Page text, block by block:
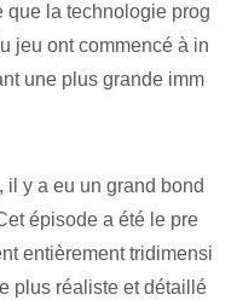
que la technologie prog
jeu ont commencé à in
une plus grande imm
il y a eu un grand bond
épisode a été le pre
entièrement tridimensi
plus réaliste et détaillé